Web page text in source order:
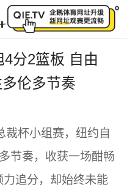
由人 6人得分上双大胜
分2篮板 自由
伦多节奏
裁杯小组赛，纽约自
节奏，收获一场酣畅
追分，却始终未能